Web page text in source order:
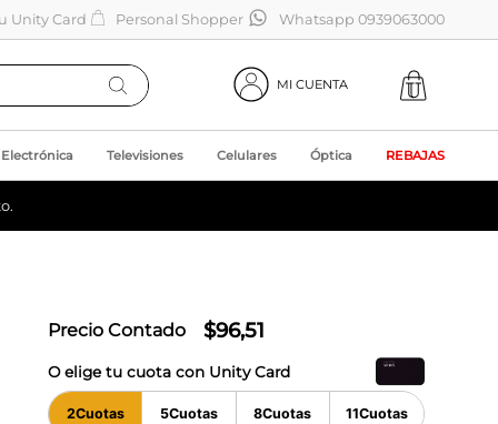
Unity Card Personal Shopper Whatsapp 0939063000
MI CUENTA
Electrónica Televisiones Celulares Óptica REBAJAS
Precio Contado $96,51
O elige tu cuota con Unity Card
2Cuotas 5Cuotas 8Cuotas 11Cuotas